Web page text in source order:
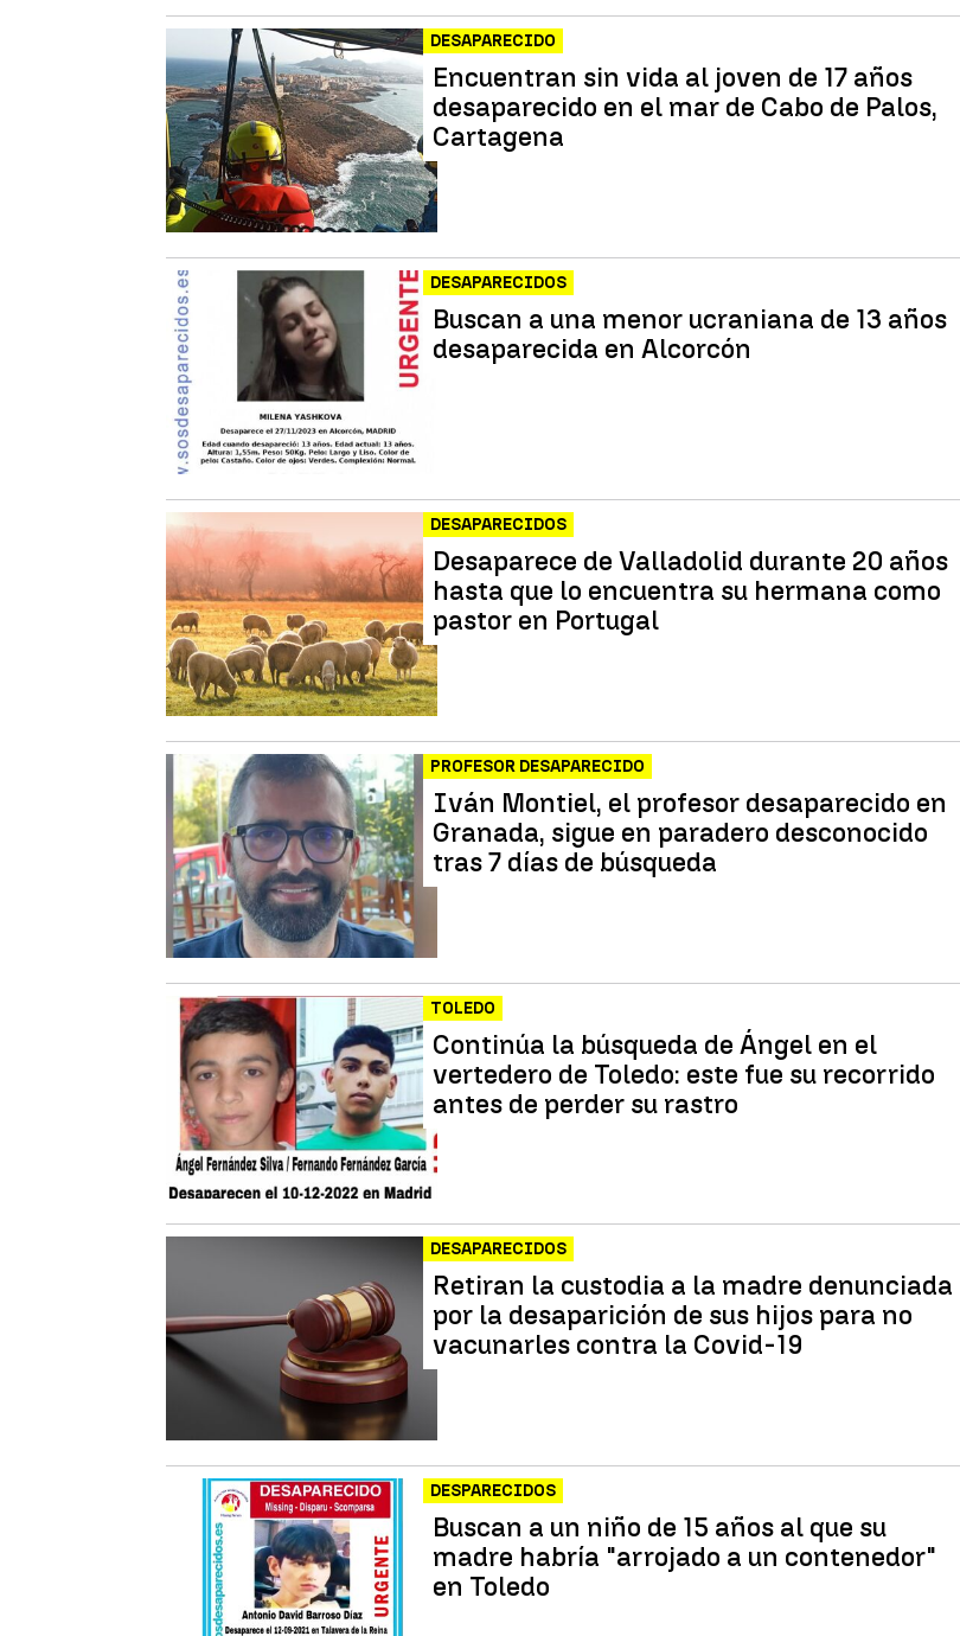
DESAPARECIDO
Encuentran sin vida al joven de 17 años
desaparecido en el mar de Cabo de Palos,
Cartagena
DESAPARECIDOS
Buscan a una menor ucraniana de 13 años
desaparecida en Alcorcón
DESAPARECIDOS
Desaparece de Valladolid durante 20 años
hasta que lo encuentra su hermana como
pastor en Portugal
PROFESOR DESAPARECIDO
Iván Montiel, el profesor desaparecido en
Granada, sigue en paradero desconocido
tras 7 días de búsqueda
TOLEDO
Continúa la búsqueda de Ángel en el
vertedero de Toledo: este fue su recorrido
antes de perder su rastro
DESAPARECIDOS
Retiran la custodia a la madre denunciada
por la desaparición de sus hijos para no
vacunarles contra la Covid-19
DESPARECIDOS
Buscan a un niño de 15 años al que su
madre habría "arrojado a un contenedor"
en Toledo